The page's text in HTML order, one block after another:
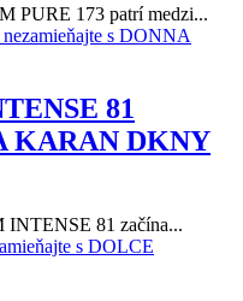
PURE 173 patrí medzi...
81
KARAN DKNY
INTENSE 81 začína...